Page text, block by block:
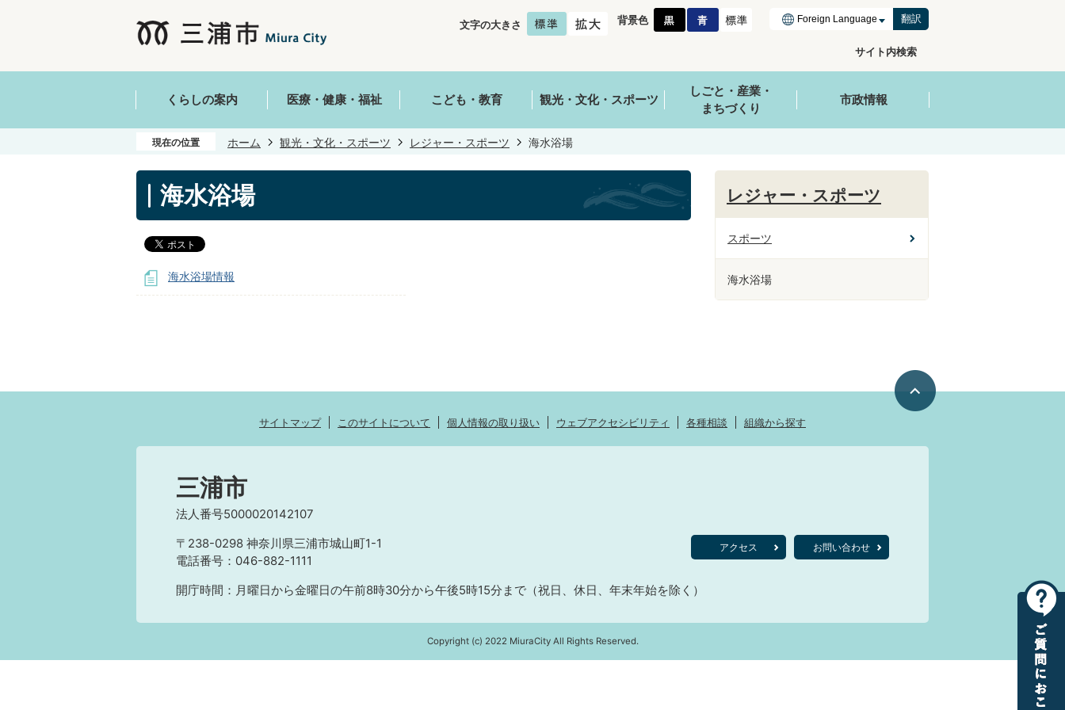
文字の大きさ 背景色 翻訳
サイト内検索
くらしの案内 医療・健康・福祉 こども・教育 観光・文化・スポーツ
しごと・産業・
まちづくり
市政情報
現在の位置 ホーム 観光・文化・スポーツ レジャー・スポーツ 海水浴場
海水浴場
海水浴場情報
レジャー・スポーツ
スポーツ
海水浴場
サイトマップ このサイトについて 個人情報の取り扱い ウェブアクセシビリティ 各種相談 組織から探す
三浦市
法人番号5000020142107
〒238-0298 神奈川県三浦市城山町1-1
電話番号：046-882-1111
アクセス お問い合わせ
開庁時間：月曜日から金曜日の午前8時30分から午後5時15分まで（祝日、休日、年末年始を除く）
Copyright (c) 2022 MiuraCity All Rights Reserved.